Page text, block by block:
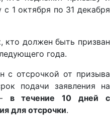
1 октября по 31 декабря
кто должен быть призван
года.
с отсрочкой от призыва
подачи заявления на
в течение 10 дней с
для отсрочки.